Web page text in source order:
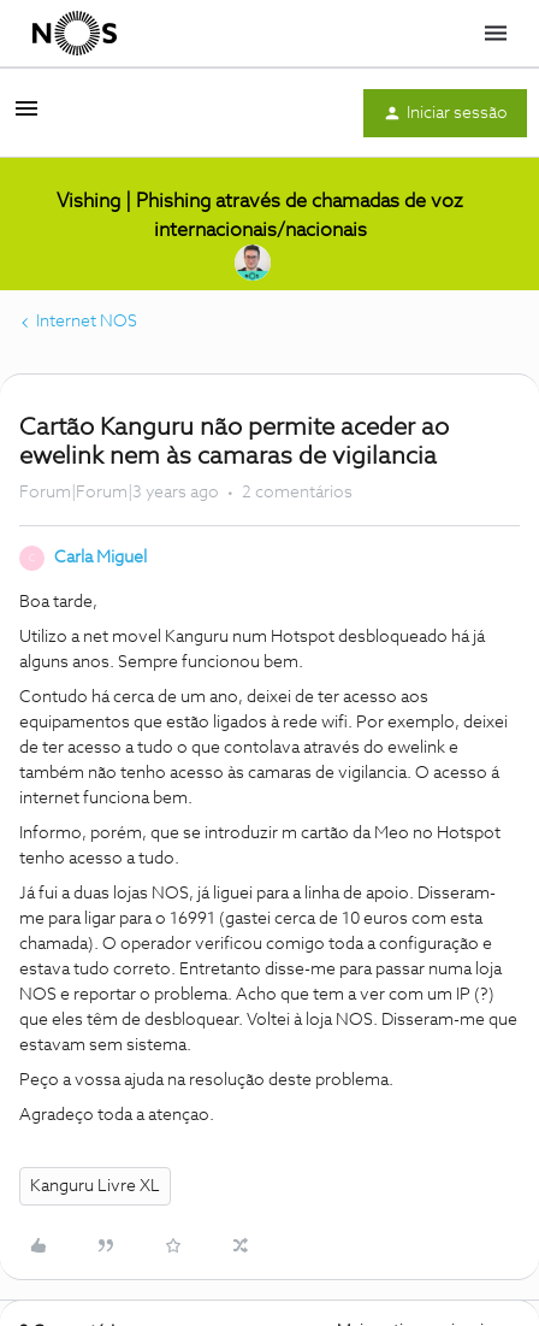
Menu
Iniciar sessão
Vishing | Phishing através de chamadas de voz
internacionais/nacionais
Internet NOS
Cartão Kanguru não permite aceder ao
ewelink nem às camaras de vigilancia
Forum|Forum|3 years ago 2 comentários
C Carla Miguel
Boa tarde,
Utilizo a net movel Kanguru num Hotspot desbloqueado há já
alguns anos. Sempre funcionou bem.
Contudo há cerca de um ano, deixei de ter acesso aos
equipamentos que estão ligados à rede wifi. Por exemplo, deixei
de ter acesso a tudo o que contolava através do ewelink e
também não tenho acesso às camaras de vigilancia. O acesso á
internet funciona bem.
Informo, porém, que se introduzir m cartão da Meo no Hotspot
tenho acesso a tudo.
Já fui a duas lojas NOS, já liguei para a linha de apoio. Disseram-
me para ligar para o 16991 (gastei cerca de 10 euros com esta
chamada). O operador verificou comigo toda a configuração e
estava tudo correto. Entretanto disse-me para passar numa loja
NOS e reportar o problema. Acho que tem a ver com um IP (?)
que eles têm de desbloquear. Voltei à loja NOS. Disseram-me que
estavam sem sistema.
Peço a vossa ajuda na resolução deste problema.
Agradeço toda a atençao.
Kanguru Livre XL